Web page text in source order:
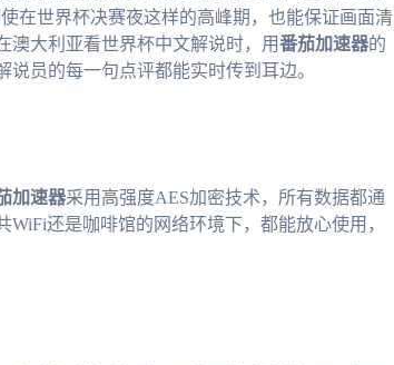
在世界杯决赛夜这样的高峰期，也能保证画面清
澳大利亚看世界杯中文解说时，用番茄加速器的
员的每一句点评都能实时传到耳边。
加速器采用高强度AES加密技术，所有数据都通
还是咖啡馆的网络环境下，都能放心使用，